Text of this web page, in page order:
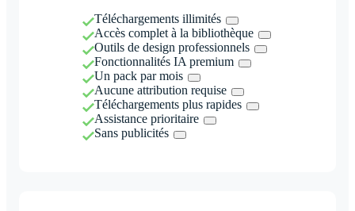
Téléchargements illimités
Accès complet à la bibliothèque
Outils de design professionnels
Fonctionnalités IA premium
Un pack par mois
Aucune attribution requise
Téléchargements plus rapides
Assistance prioritaire
Sans publicités